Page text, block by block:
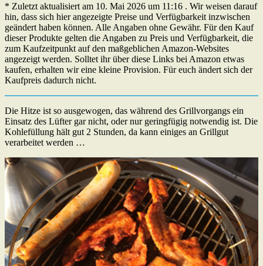
* Zuletzt aktualisiert am 10. Mai 2026 um 11:16 . Wir weisen darauf
hin, dass sich hier angezeigte Preise und Verfügbarkeit inzwischen
geändert haben können. Alle Angaben ohne Gewähr. Für den Kauf
dieser Produkte gelten die Angaben zu Preis und Verfügbarkeit, die
zum Kaufzeitpunkt auf den maßgeblichen Amazon-Websites
angezeigt werden. Solltet ihr über diese Links bei Amazon etwas
kaufen, erhalten wir eine kleine Provision. Für euch ändert sich der
Kaufpreis dadurch nicht.
Die Hitze ist so ausgewogen, das während des Grillvorgangs ein
Einsatz des Lüfter gar nicht, oder nur geringfügig notwendig ist. Die
Kohlefüllung hält gut 2 Stunden, da kann einiges an Grillgut
verarbeitet werden …